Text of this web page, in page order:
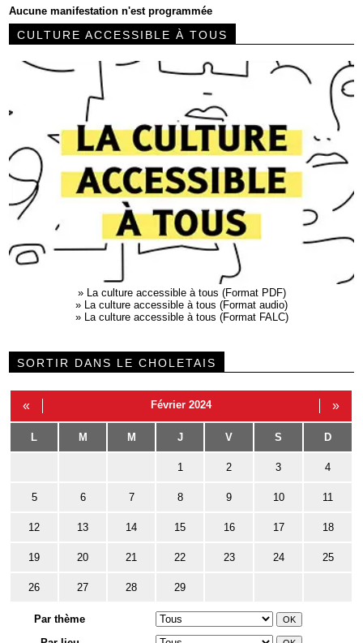
Aucune manifestation n'est programmée
CULTURE ACCESSIBLE À TOUS
»
La culture accessible à tous (Format PDF)
»
La culture accessible à tous (Format audio)
»
La culture accessible à tous (Format FALC)
SORTIR DANS LE CHOLETAIS
« Février 2024 »
L M M J V S D
1 2 3 4
5 6 7 8 9 10 11
12 13 14 15 16 17 18
19 20 21 22 23 24 25
26 27 28 29
Par thème